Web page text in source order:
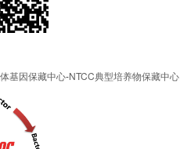
基因保藏中心-NTCC典型培养物保藏中心